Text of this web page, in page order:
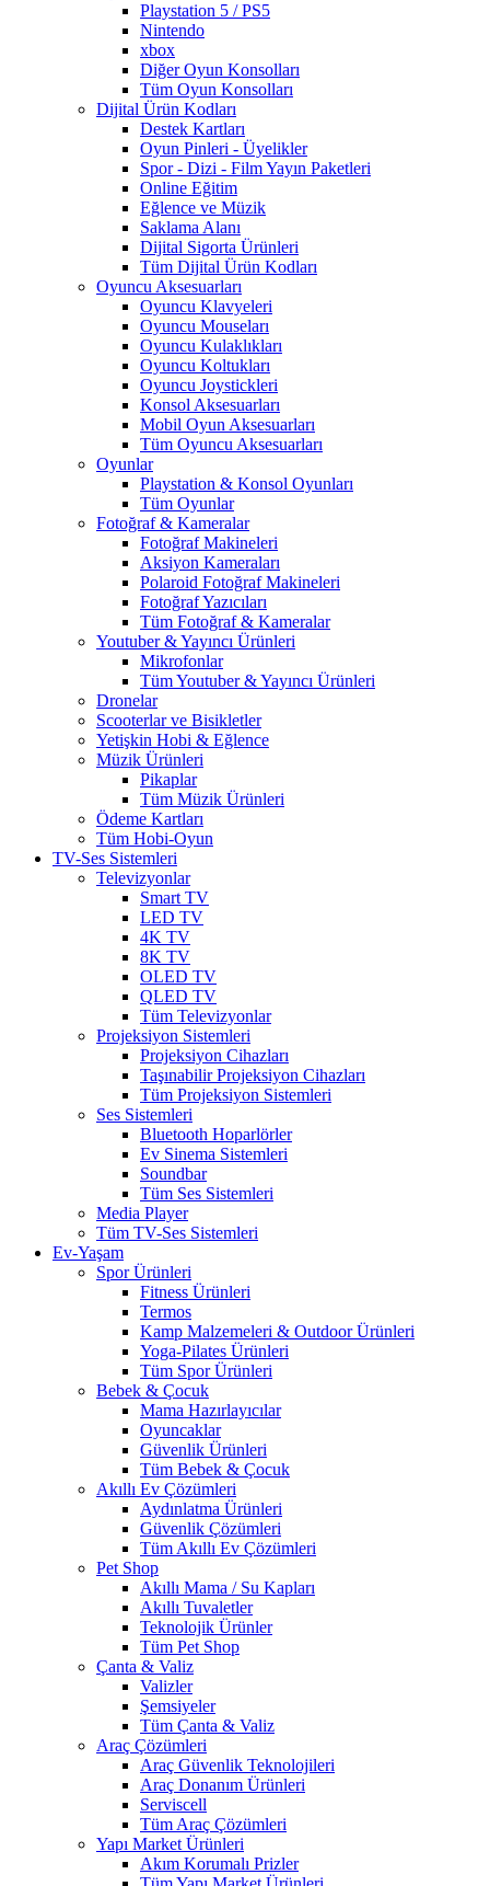
Playstation 5 / PS5
Nintendo
xbox
Diğer Oyun Konsolları
Tüm Oyun Konsolları
Dijital Ürün Kodları
Destek Kartları
Oyun Pinleri - Üyelikler
Spor - Dizi - Film Yayın Paketleri
Online Eğitim
Eğlence ve Müzik
Saklama Alanı
Dijital Sigorta Ürünleri
Tüm Dijital Ürün Kodları
Oyuncu Aksesuarları
Oyuncu Klavyeleri
Oyuncu Mouseları
Oyuncu Kulaklıkları
Oyuncu Koltukları
Oyuncu Joystickleri
Konsol Aksesuarları
Mobil Oyun Aksesuarları
Tüm Oyuncu Aksesuarları
Oyunlar
Playstation & Konsol Oyunları
Tüm Oyunlar
Fotoğraf & Kameralar
Fotoğraf Makineleri
Aksiyon Kameraları
Polaroid Fotoğraf Makineleri
Fotoğraf Yazıcıları
Tüm Fotoğraf & Kameralar
Youtuber & Yayıncı Ürünleri
Mikrofonlar
Tüm Youtuber & Yayıncı Ürünleri
Dronelar
Scooterlar ve Bisikletler
Yetişkin Hobi & Eğlence
Müzik Ürünleri
Pikaplar
Tüm Müzik Ürünleri
Ödeme Kartları
Tüm Hobi-Oyun
TV-Ses Sistemleri
Televizyonlar
Smart TV
LED TV
4K TV
8K TV
OLED TV
QLED TV
Tüm Televizyonlar
Projeksiyon Sistemleri
Projeksiyon Cihazları
Taşınabilir Projeksiyon Cihazları
Tüm Projeksiyon Sistemleri
Ses Sistemleri
Bluetooth Hoparlörler
Ev Sinema Sistemleri
Soundbar
Tüm Ses Sistemleri
Media Player
Tüm TV-Ses Sistemleri
Ev-Yaşam
Spor Ürünleri
Fitness Ürünleri
Termos
Kamp Malzemeleri & Outdoor Ürünleri
Yoga-Pilates Ürünleri
Tüm Spor Ürünleri
Bebek & Çocuk
Mama Hazırlayıcılar
Oyuncaklar
Güvenlik Ürünleri
Tüm Bebek & Çocuk
Akıllı Ev Çözümleri
Aydınlatma Ürünleri
Güvenlik Çözümleri
Tüm Akıllı Ev Çözümleri
Pet Shop
Akıllı Mama / Su Kapları
Akıllı Tuvaletler
Teknolojik Ürünler
Tüm Pet Shop
Çanta & Valiz
Valizler
Şemsiyeler
Tüm Çanta & Valiz
Araç Çözümleri
Araç Güvenlik Teknolojileri
Araç Donanım Ürünleri
Serviscell
Tüm Araç Çözümleri
Yapı Market Ürünleri
Akım Korumalı Prizler